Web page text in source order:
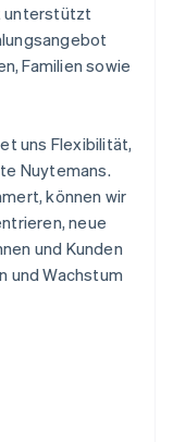
unterstützt
Familien sowie
uns Flexibilität,
Nuytemans.
können wir
neue
und Kunden
und Wachstum